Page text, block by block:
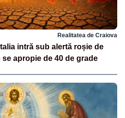
Realitatea de Craiova
intră sub alertă roșie de
apropie de 40 de grade